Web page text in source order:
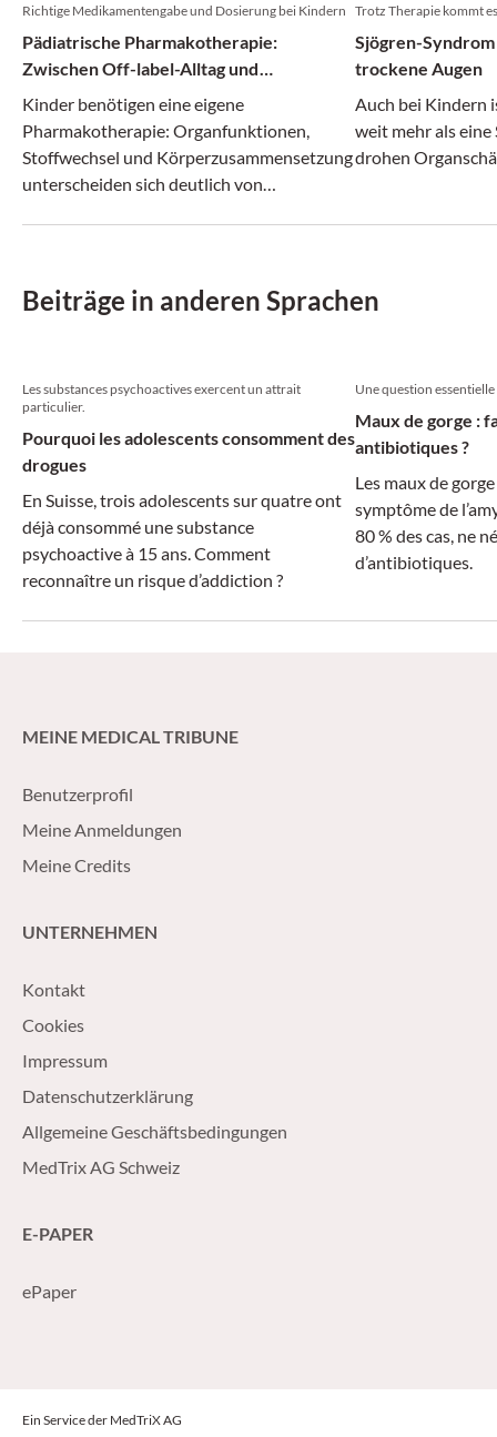
Richtige Medikamentengabe und Dosierung bei Kindern
Pädiatrische Pharmakotherapie:
Zwischen Off-label-Alltag und
evidenzbasierten Empfehlungen
Kinder benötigen eine eigene
Pharmakotherapie: Organfunktionen,
Stoffwechsel und Körperzusammensetzung
unterscheiden sich deutlich von
Trotz Therapie kommt
Sjögren-
trockene Augen
Auch bei Kindern
weit mehr als
drohen
Beiträge in anderen Sprachen
Les substances psychoactives exercent un attrait
particulier.
Pourquoi les adolescents consomment des
drogues
En Suisse, trois adolescents sur quatre ont
déjà consommé une substance
psychoactive à 15 ans. Comment
reconnaître un risque d’addiction ?
Une question essentielle
Maux de gorge :
antibiotiques ?
Les maux de
symptôme de
80 % des cas, ne
d’antibiotiques.
MEINE MEDICAL TRIBUNE
Benutzerprofil
Meine Anmeldungen
Meine Credits
UNTERNEHMEN
Kontakt
Cookies
Impressum
Datenschutzerklärung
Allgemeine Geschäftsbedingungen
MedTrix AG Schweiz
E-PAPER
ePaper
Ein Service der MedTriX AG